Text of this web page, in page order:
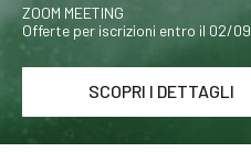
ZOOM MEETING
Offerte per iscrizioni entro il 02/09
SCOPRI I DETTAGLI